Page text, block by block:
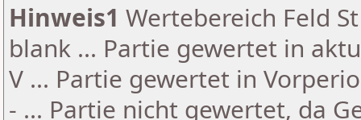
Hinweis1 Wertebereich Feld
blank ... Partie gewertet in
V ... Partie gewertet in
- ... Partie nicht gewertet, da